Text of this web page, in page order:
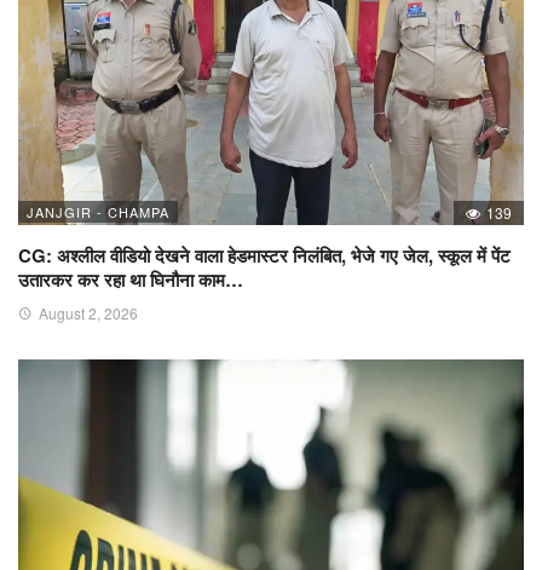
JANJGIR - CHAMPA 139
CG: अश्लील वीडियो देखने वाला हेडमास्टर निलंबित, भेजे गए जेल, स्कूल में पेंट
उतारकर कर रहा था घिनौना काम…
August 2, 2026